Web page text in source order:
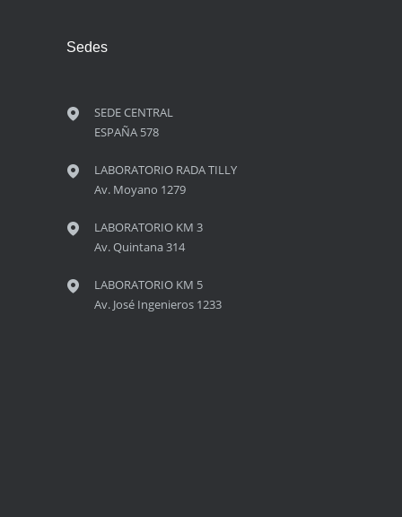
Sedes
SEDE CENTRAL
ESPAÑA 578
LABORATORIO RADA TILLY
Av. Moyano 1279
LABORATORIO KM 3
Av. Quintana 314
LABORATORIO KM 5
Av. José Ingenieros 1233